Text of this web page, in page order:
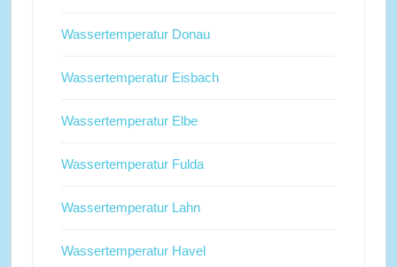
Wassertemperatur Donau
Wassertemperatur Eisbach
Wassertemperatur Elbe
Wassertemperatur Fulda
Wassertemperatur Lahn
Wassertemperatur Havel